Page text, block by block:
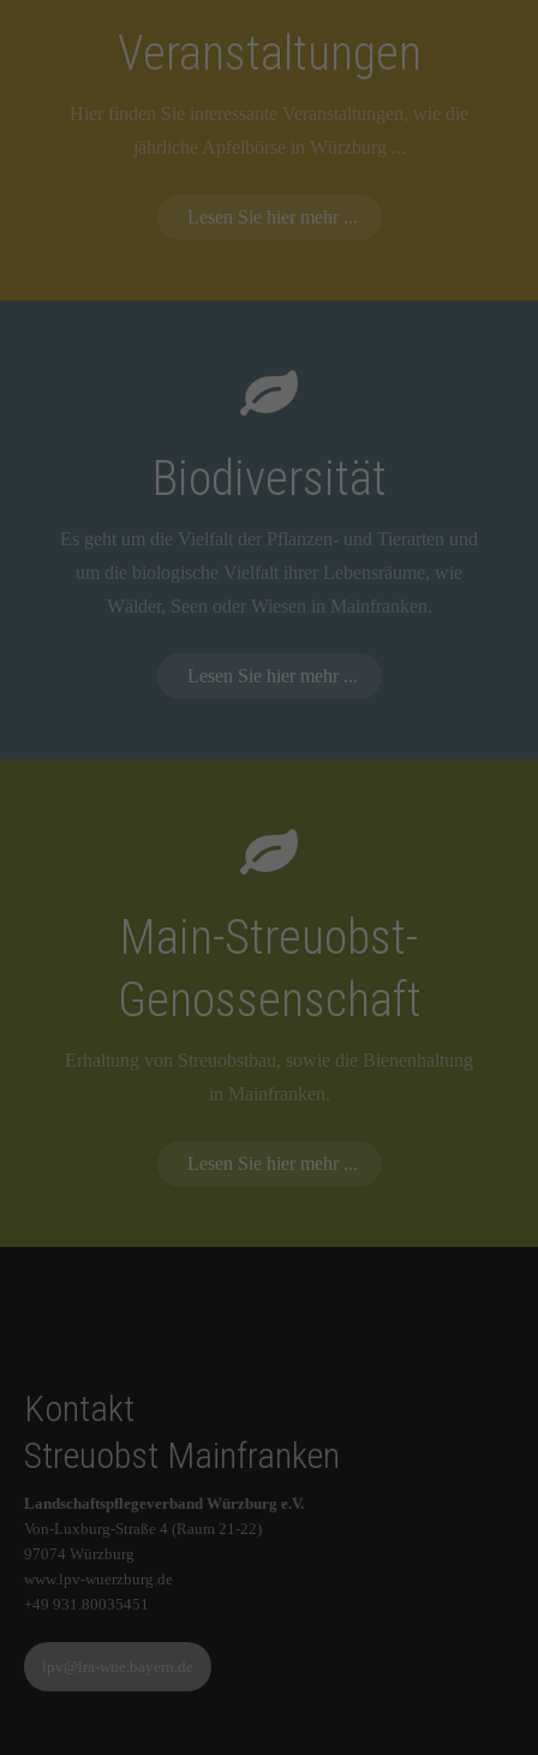
Veranstaltungen
Hier finden Sie interessante Veranstaltungen, wie die
jährliche Apfelbörse in Würzburg ...
Lesen Sie hier mehr ...
Biodiversität
Es geht um die Vielfalt der Pflanzen- und Tierarten und
um die biologische Vielfalt ihrer Lebensräume, wie
Wälder, Seen oder Wiesen in Mainfranken.
Lesen Sie hier mehr ...
Main-Streuobst-
Genossenschaft
Erhaltung von Streuobstbau, sowie die Bienenhaltung
in Mainfranken.
Lesen Sie hier mehr ...
Kontakt
Streuobst Mainfranken
Landschaftspflegeverband Würzburg e.V.
Von-Luxburg-Straße 4 (Raum 21-22)
97074 Würzburg
www.lpv-wuerzburg.de
+49 931.80035451
lpv@lra-wue.bayern.de